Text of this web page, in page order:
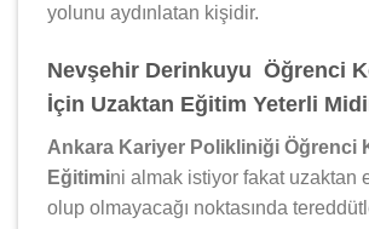
yolunu aydınlatan kişidir.
Nevşehir Derinkuyu Öğrenci
İçin Uzaktan Eğitim Yeterli
Ankara Kariyer Polikliniği Öğrenci
Eğitimini almak istiyor fakat uzaktan
olup olmayacağı noktasında